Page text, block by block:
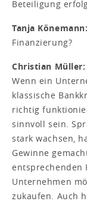
Beteiligung
Tanja Könemann:
Finanzierung?
Christian Müller:
Wenn ein
klassische
richtig
sinnvoll sein.
stark wachsen,
Gewinne
entsprechenden
Unternehmen
zukaufen. Auch